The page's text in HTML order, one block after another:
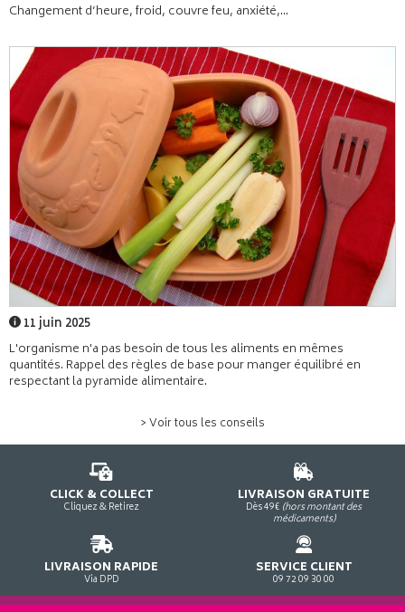
Changement d’heure, froid, couvre feu, anxiété,...
11 juin 2025
L'organisme n'a pas besoin de tous les aliments en mêmes
quantités. Rappel des règles de base pour manger équilibré en
respectant la pyramide alimentaire.
> Voir tous les conseils
CLICK & COLLECT
Cliquez & Retirez
LIVRAISON GRATUITE
Dès 49€ (hors montant des
médicaments)
LIVRAISON RAPIDE
Via DPD
SERVICE CLIENT
09 72 09 30 00